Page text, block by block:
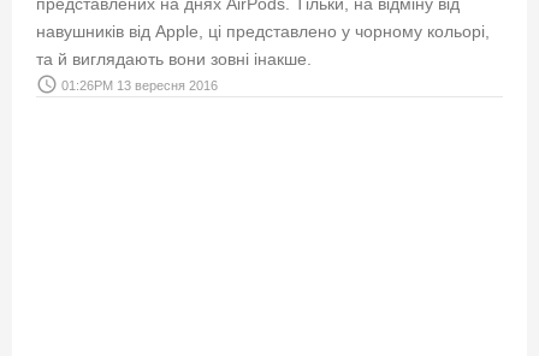
навушників від Apple, ці представлено у чорному кольорі,
та й виглядають вони зовні інакше.
access_time 01:26PM 13 вересня 2016